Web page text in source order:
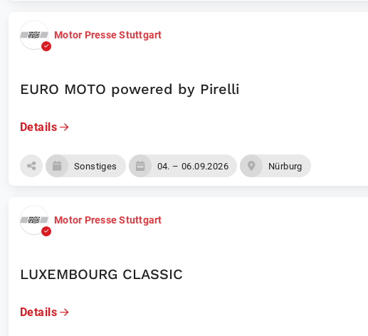
Motor Presse Stuttgart
EURO MOTO powered by Pirelli
Details
Sonstiges 04. – 06.09.2026 Nürburg
Motor Presse Stuttgart
LUXEMBOURG CLASSIC
Details